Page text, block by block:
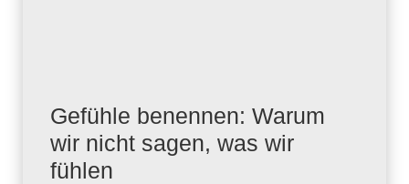
Gefühle benennen: Warum
wir nicht sagen, was wir
fühlen